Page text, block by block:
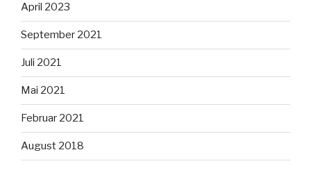
April 2023
September 2021
Juli 2021
Mai 2021
Februar 2021
August 2018